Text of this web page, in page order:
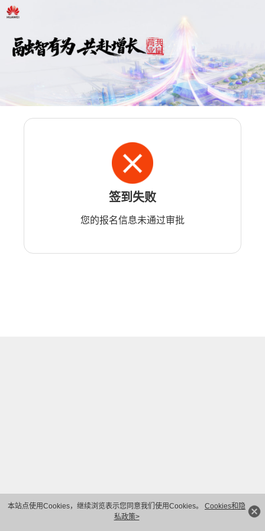
本站点使用Cookies，继续浏览表示您同意我们使用Cookies。 Cookies和隐
私政策>
签到失败
您的报名信息未通过审批